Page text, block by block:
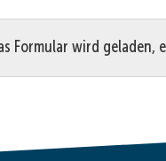
Formular wird geladen,